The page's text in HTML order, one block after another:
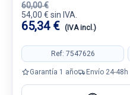
60,00 €
54,00 € sin IVA.
65,34 € (IVA incl.)
Ref: 7547626
Garantía 1 año Envío 24-48h